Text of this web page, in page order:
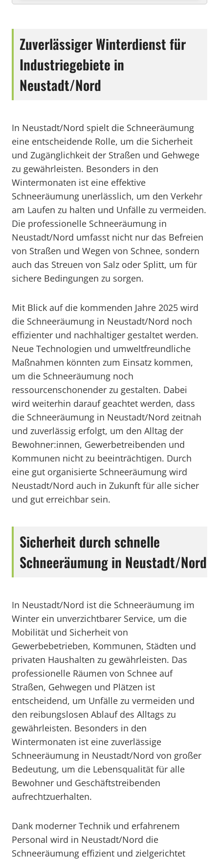
Zuverlässiger Winterdienst für
Industriegebiete in
Neustadt/Nord
In Neustadt/Nord spielt die Schneeräumung
eine entscheidende Rolle, um die Sicherheit
und Zugänglichkeit der Straßen und Gehwege
zu gewährleisten. Besonders in den
Wintermonaten ist eine effektive
Schneeräumung unerlässlich, um den Verkehr
am Laufen zu halten und Unfälle zu vermeiden.
Die professionelle Schneeräumung in
Neustadt/Nord umfasst nicht nur das Befreien
von Straßen und Wegen von Schnee, sondern
auch das Streuen von Salz oder Splitt, um für
sichere Bedingungen zu sorgen.
Mit Blick auf die kommenden Jahre 2025 wird
die Schneeräumung in Neustadt/Nord noch
effizienter und nachhaltiger gestaltet werden.
Neue Technologien und umweltfreundliche
Maßnahmen könnten zum Einsatz kommen,
um die Schneeräumung noch
ressourcenschonender zu gestalten. Dabei
wird weiterhin darauf geachtet werden, dass
die Schneeräumung in Neustadt/Nord zeitnah
und zuverlässig erfolgt, um den Alltag der
Bewohner:innen, Gewerbetreibenden und
Kommunen nicht zu beeinträchtigen. Durch
eine gut organisierte Schneeräumung wird
Neustadt/Nord auch in Zukunft für alle sicher
und gut erreichbar sein.
Sicherheit durch schnelle
Schneeräumung in Neustadt/Nord
In Neustadt/Nord ist die Schneeräumung im
Winter ein unverzichtbarer Service, um die
Mobilität und Sicherheit von
Gewerbebetrieben, Kommunen, Städten und
privaten Haushalten zu gewährleisten. Das
professionelle Räumen von Schnee auf
Straßen, Gehwegen und Plätzen ist
entscheidend, um Unfälle zu vermeiden und
den reibungslosen Ablauf des Alltags zu
gewährleisten. Besonders in den
Wintermonaten ist eine zuverlässige
Schneeräumung in Neustadt/Nord von großer
Bedeutung, um die Lebensqualität für alle
Bewohner und Geschäftstreibenden
aufrechtzuerhalten.
Dank moderner Technik und erfahrenem
Personal wird in Neustadt/Nord die
Schneeräumung effizient und zielgerichtet